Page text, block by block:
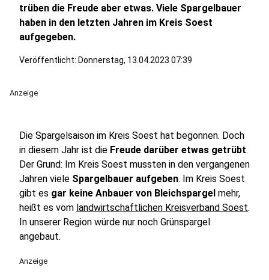
trüben die Freude aber etwas. Viele Spargelbauer
haben in den letzten Jahren im Kreis Soest
aufgegeben.
Veröffentlicht: Donnerstag, 13.04.2023 07:39
Anzeige
Die Spargelsaison im Kreis Soest hat begonnen. Doch
in diesem Jahr ist die Freude darüber etwas getrübt.
Der Grund: Im Kreis Soest mussten in den vergangenen
Jahren viele Spargelbauer aufgeben. Im Kreis Soest
gibt es gar keine Anbauer von Bleichspargel mehr,
heißt es vom landwirtschaftlichen Kreisverband Soest.
In unserer Region würde nur noch Grünspargel
angebaut.
Anzeige